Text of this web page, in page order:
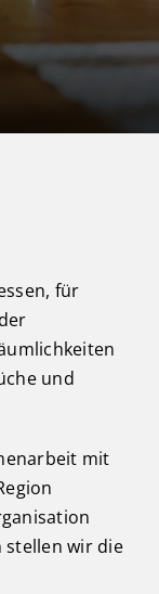
für
und
mit
stellen wir die